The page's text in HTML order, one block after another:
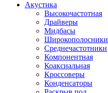
Акустика
Высокочастотная
Драйверы
Мидбасы
Широкополосники
Среднечастотники
Компонентная
Коаксиальная
Кроссоверы
Конденсаторы